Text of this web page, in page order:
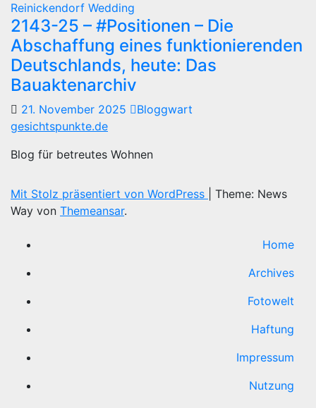
Reinickendorf Wedding
2143-25 – #Positionen – Die
Abschaffung eines funktionierenden
Deutschlands, heute: Das
Bauaktenarchiv
21. November 2025
Bloggwart
gesichtspunkte.de
Blog für betreutes Wohnen
Mit Stolz präsentiert von WordPress
Theme: News
Way von Themeansar.
Home
Archives
Fotowelt
Haftung
Impressum
Nutzung